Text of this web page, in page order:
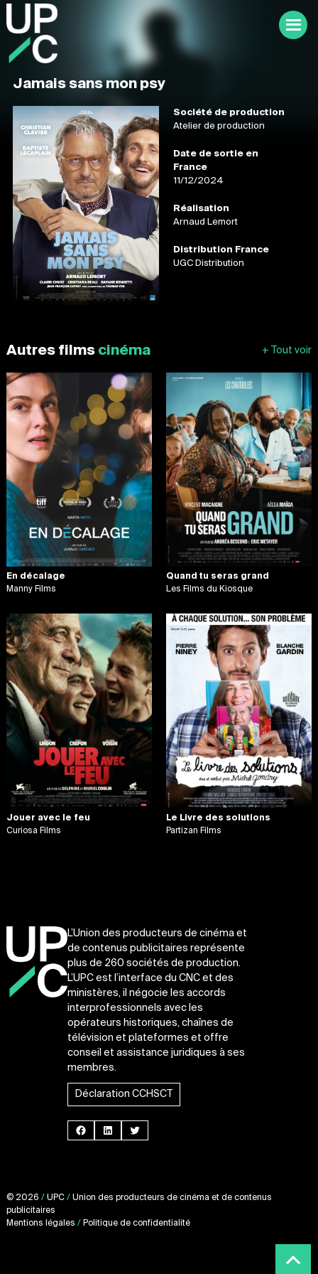
Jamais sans mon psy
Société de production
Atelier de production
Date de sortie en
France
11/12/2024
Réalisation
Arnaud Lemort
Distribution France
UGC Distribution
Autres films cinéma
En décalage
Manny Films
Quand tu seras grand
Les Films du Kiosque
Jouer avec le feu
Curiosa Films
Le Livre des solutions
Partizan Films
L’Union des producteurs de cinéma et
de contenus publicitaires représente
plus de 260 sociétés de production.
L’UPC est l’interface du CNC et des
ministères, il négocie les accords
interprofessionnels avec les
opérateurs historiques, chaînes de
télévision et plateformes et offre
conseil et assistance juridiques à ses
membres.
Déclaration CCHSCT
Facebook
LinkedInTwitter
© 2026 / UPC / Union des producteurs de cinéma et de contenus
publicitaires
Mentions légales / Politique de confidentialité